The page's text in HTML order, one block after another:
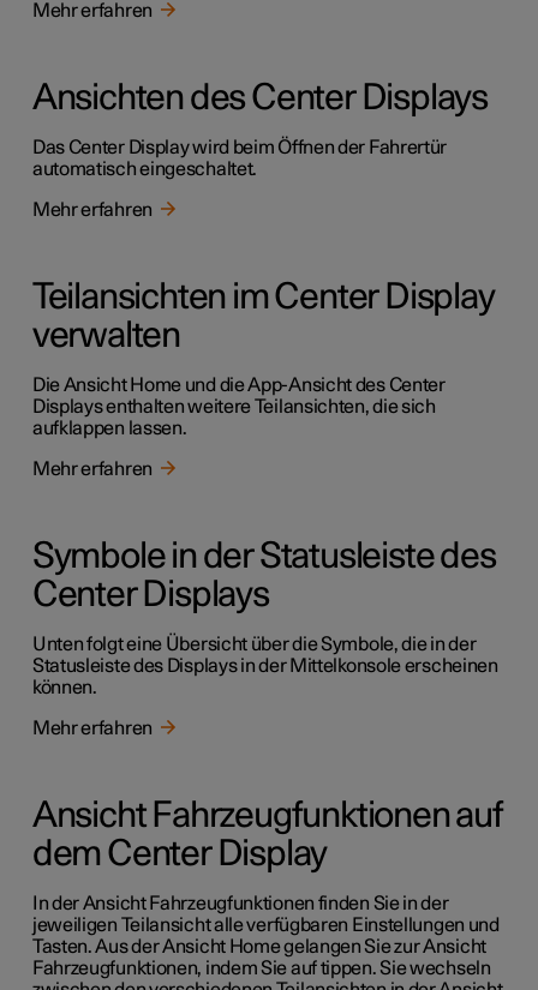
Mehr erfahren
Ansichten des Center Displays
Das Center Display wird beim Öffnen der Fahrertür
automatisch eingeschaltet.
Mehr erfahren
Teilansichten im Center Display
verwalten
Die Ansicht Home und die App-Ansicht des Center
Displays enthalten weitere Teilansichten, die sich
aufklappen lassen.
Mehr erfahren
Symbole in der Statusleiste des
Center Displays
Unten folgt eine Übersicht über die Symbole, die in der
Statusleiste des Displays in der Mittelkonsole erscheinen
können.
Mehr erfahren
Ansicht Fahrzeugfunktionen auf
dem Center Display
In der Ansicht Fahrzeugfunktionen finden Sie in der
jeweiligen Teilansicht alle verfügbaren Einstellungen und
Tasten. Aus der Ansicht Home gelangen Sie zur Ansicht
Fahrzeugfunktionen, indem Sie auf tippen. Sie wechseln